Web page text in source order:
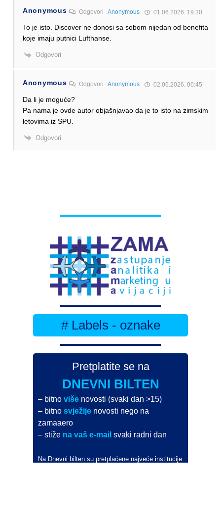
Anonymous OdgovoriAnonymous 01.06.2026. 19:30
To je isto. Discover ne donosi sa sobom nijedan od benefita
koje imaju putnici Lufthanse.
Odgovori
Anonymous OdgovoriAnonymous 02.06.2026. 06:45
Da li je moguće?
Pa nama je ovde autor objašnjavao da je to isto na zimskim
letovima iz SPU.
Odgovori
# Labels - oznake
Pretplatite se na
DNEVNI BILTEN
– bitnoviše novosti (svaki dan >15)
– bitnosvježije novosti nego na
zamaaero
– stiže na vaš e-mail svaki radni dan
Na Dnevni bilten su pretplaćene najveće institucije